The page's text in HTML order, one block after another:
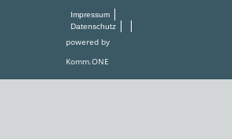
Impressum
Datenschutz
powered by
Komm.ONE